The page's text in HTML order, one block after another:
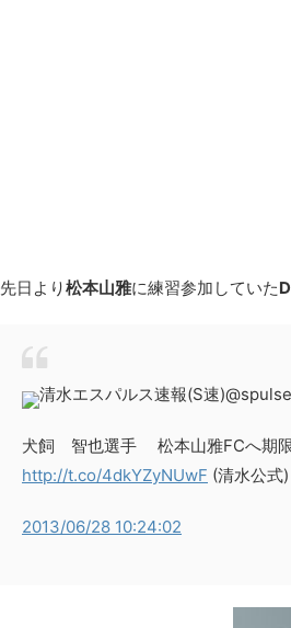
先日より松本山雅に練習参加していた
清水エスパルス速報(S速)
犬飼 智也選手 松本山雅FCへ期
http://t.co/4dkYZyNUwF (清水公式)
2013/06/28 10:24:02